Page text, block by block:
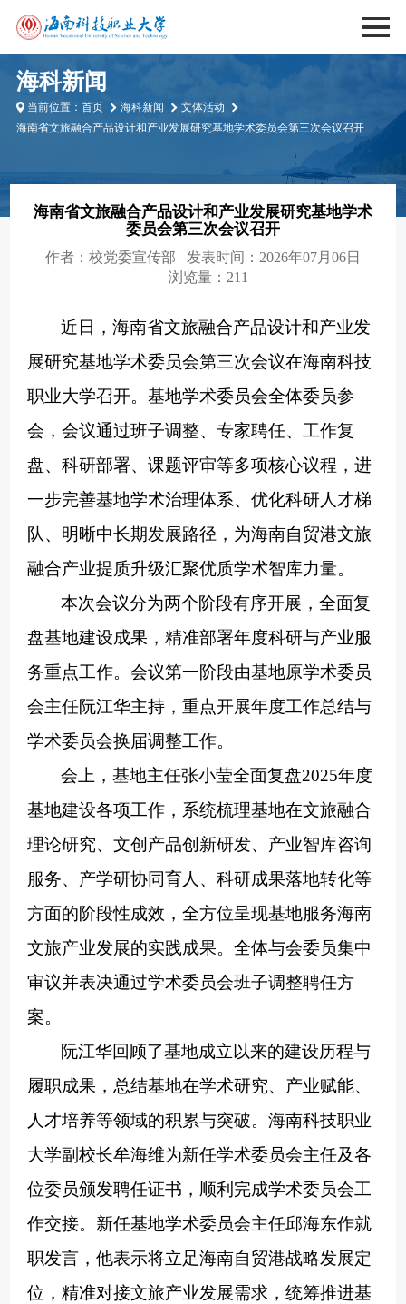
海科新闻
当前位置：首页 海科新闻
文体活动
海南省文旅融合产品设计和产业发展研究基地学术委员会第三次会议召开
海南省文旅融合产品设计和产业发展研究基地学术
委员会第三次会议召开
作者：校党委宣传部
发表时间：2026年07月06日
浏览量：211
近日，海南省文旅融合产品设计和产业发
展研究基地学术委员会第三次会议在海南科技
职业大学召开。基地学术委员会全体委员参
会，会议通过班子调整、专家聘任、工作复
盘、科研部署、课题评审等多项核心议程，进
一步完善基地学术治理体系、优化科研人才梯
队、明晰中长期发展路径，为海南自贸港文旅
融合产业提质升级汇聚优质学术智库力量。
本次会议分为两个阶段有序开展，全面复
盘基地建设成果，精准部署年度科研与产业服
务重点工作。会议第一阶段由基地原学术委员
会主任阮江华主持，重点开展年度工作总结与
学术委员会换届调整工作。
会上，基地主任张小莹全面复盘2025年度
基地建设各项工作，系统梳理基地在文旅融合
理论研究、文创产品创新研发、产业智库咨询
服务、产学研协同育人、科研成果落地转化等
方面的阶段性成效，全方位呈现基地服务海南
文旅产业发展的实践成果。全体与会委员集中
审议并表决通过学术委员会班子调整聘任方
案。
阮江华回顾了基地成立以来的建设历程与
履职成果，总结基地在学术研究、产业赋能、
人才培养等领域的积累与突破。海南科技职业
大学副校长牟海维为新任学术委员会主任及各
位委员颁发聘任证书，顺利完成学术委员会工
作交接。新任基地学术委员会主任邱海东作就
职发言，他表示将立足海南自贸港战略发展定
位，精准对接文旅产业发展需求，统筹推进基